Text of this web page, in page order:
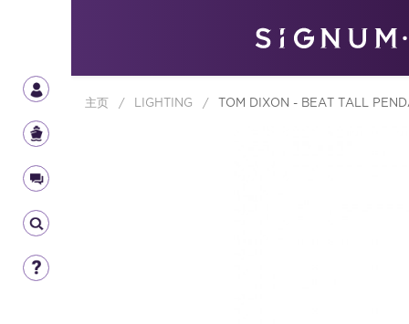
主页 / LIGHTING / TOM DIXON - BEAT TALL